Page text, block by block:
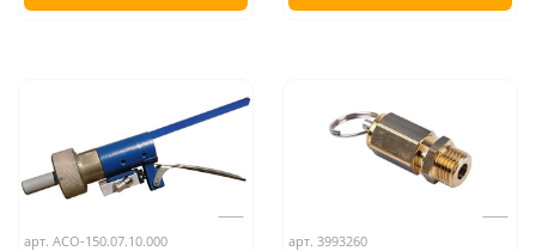
арт. АСО-150.07.10.000 арт. 3993260